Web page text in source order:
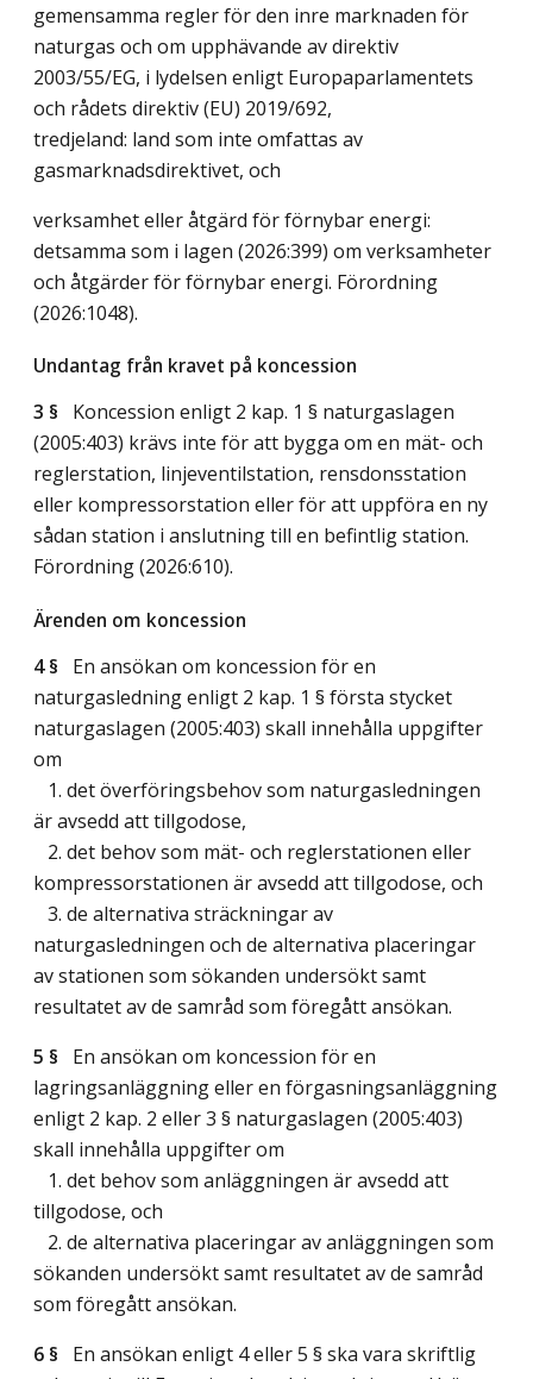
gemensamma regler för den inre marknaden för
naturgas och om upphävande av direktiv
2003/55/EG, i lydelsen enligt Europaparlamentets
och rådets direktiv (EU) 2019/692,
tredjeland: land som inte omfattas av
gasmarknadsdirektivet, och
verksamhet eller åtgärd för förnybar energi:
detsamma som i lagen (2026:399) om verksamheter
och åtgärder för förnybar energi. Förordning
(2026:1048).
Undantag från kravet på koncession
3 § Koncession enligt 2 kap. 1 § naturgaslagen
(2005:403) krävs inte för att bygga om en mät- och
reglerstation, linjeventilstation, rensdonsstation
eller kompressorstation eller för att uppföra en ny
sådan station i anslutning till en befintlig station.
Förordning (2026:610).
Ärenden om koncession
4 § En ansökan om koncession för en
naturgasledning enligt 2 kap. 1 § första stycket
naturgaslagen (2005:403) skall innehålla uppgifter
om
1. det överföringsbehov som naturgasledningen
är avsedd att tillgodose,
2. det behov som mät- och reglerstationen eller
kompressorstationen är avsedd att tillgodose, och
3. de alternativa sträckningar av
naturgasledningen och de alternativa placeringar
av stationen som sökanden undersökt samt
resultatet av de samråd som föregått ansökan.
5 § En ansökan om koncession för en
lagringsanläggning eller en förgasningsanläggning
enligt 2 kap. 2 eller 3 § naturgaslagen (2005:403)
skall innehålla uppgifter om
1. det behov som anläggningen är avsedd att
tillgodose, och
2. de alternativa placeringar av anläggningen som
sökanden undersökt samt resultatet av de samråd
som föregått ansökan.
6 § En ansökan enligt 4 eller 5 § ska vara skriftlig